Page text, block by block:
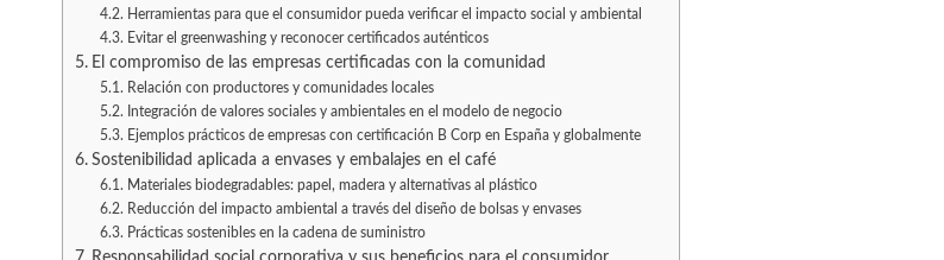
Herramientas para que el consumidor pueda verificar el impacto social y ambiental
Evitar el greenwashing y reconocer certificados auténticos
El compromiso de las empresas certificadas con la comunidad
Relación con productores y comunidades locales
Integración de valores sociales y ambientales en el modelo de negocio
Ejemplos prácticos de empresas con certificación B Corp en España y globalmente
Sostenibilidad aplicada a envases y embalajes en el café
Materiales biodegradables: papel, madera y alternativas al plástico
Reducción del impacto ambiental a través del diseño de bolsas y envases
Prácticas sostenibles en la cadena de suministro